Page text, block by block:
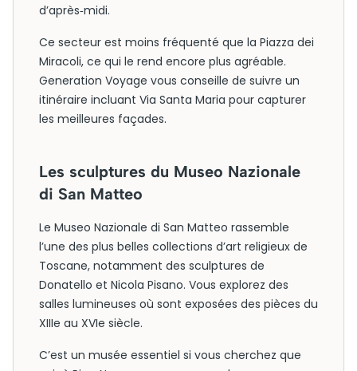
d’après‑midi.
Ce secteur est moins fréquenté que la Piazza dei
Miracoli, ce qui le rend encore plus agréable.
Generation Voyage vous conseille de suivre un
itinéraire incluant Via Santa Maria pour capturer
les meilleures façades.
Les sculptures du Museo Nazionale
di San Matteo
Le Museo Nazionale di San Matteo rassemble
l’une des plus belles collections d’art religieux de
Toscane, notamment des sculptures de
Donatello et Nicola Pisano. Vous explorez des
salles lumineuses où sont exposées des pièces du
XIIIe au XVIe siècle.
C’est un musée essentiel si vous cherchez que